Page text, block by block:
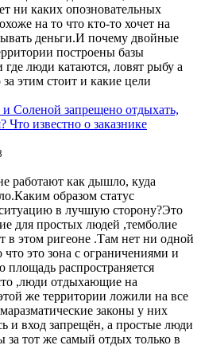
ни каких опозновательных
на то что кто-то хочет на
деньги.И почему двойные
построены базы
люди катаются, ловят рыбу а
этим стоит и какие цели
и Соленой запрещено отдыхать,
Что известно о заказнике
работают как дышло, куда
образом статус
в лучшую сторону?Это
для простых людей ,темболие
в этом ригеоне .Там нет ни одной
что это зона с ограничениями и
площадь распространяется
,люди отдыхающие на
же территории ложили на все
законы у них
и вход запрещён, а простые люди
за тот же самый отдых только в